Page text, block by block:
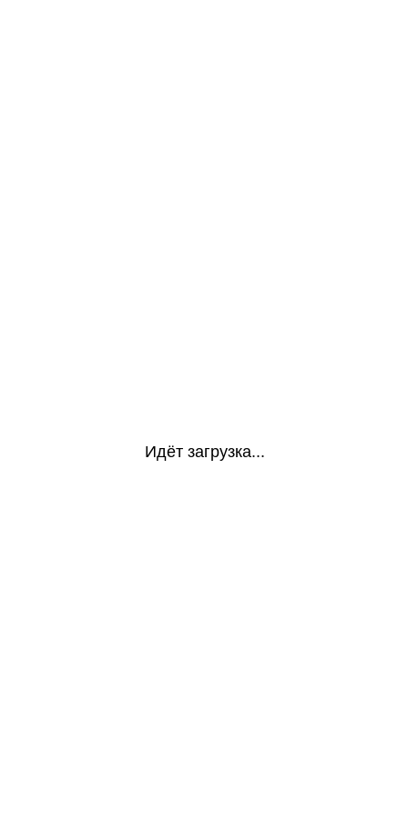
Идёт загрузка...